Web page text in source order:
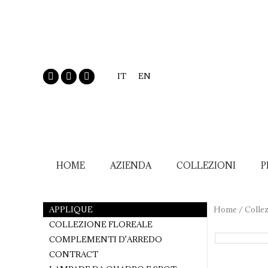
IT EN
HOME AZIENDA COLLEZIONI
Home /
APPLIQUE
COLLEZIONE FLOREALE
COMPLEMENTI D'ARREDO
CONTRACT